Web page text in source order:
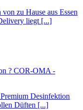
zu Hause aus Essen
liegt [...]
? COR-OMA -
Desinfektion
Düften [...]